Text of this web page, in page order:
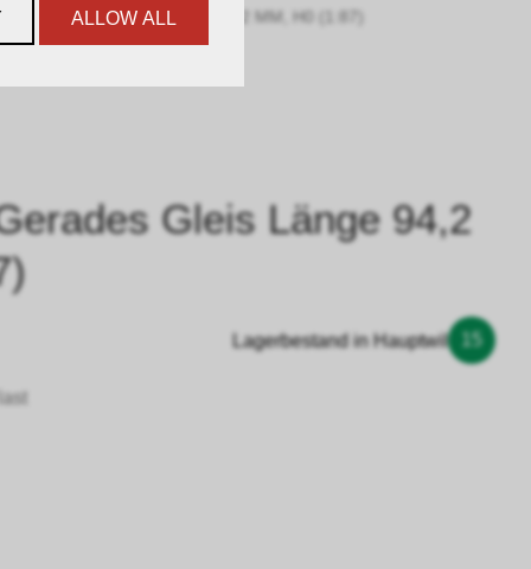
GERADES GLEIS LÄNGE 94,2 MM, H0 (1:87)
Gleis Länge 94,2
Lagerbestand in Hauptwil 15
ALLOW ALL